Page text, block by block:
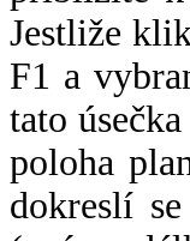
Jestliže
F1 a
tato
poloha
dokreslí